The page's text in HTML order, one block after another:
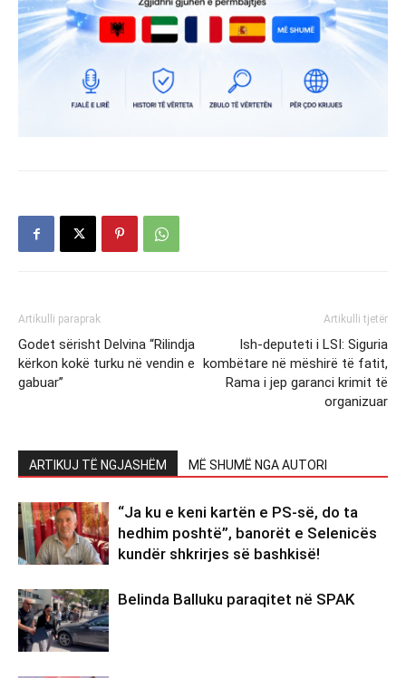
Artikulli paraprak
Godet sërisht Delvina “Rilindja
kërkon kokë turku në vendin e
gabuar”
Artikulli tjetër
Ish-deputeti i LSI: Siguria
kombëtare në mëshirë të fatit,
Rama i jep garanci krimit të
organizuar
ARTIKUJ TË NGJASHËM MË SHUMË NGA AUTORI
“Ja ku e keni kartën e PS-së, do ta
hedhim poshtë”, banorët e Selenicës
kundër shkrirjes së bashkisë!
Belinda Balluku paraqitet në SPAK